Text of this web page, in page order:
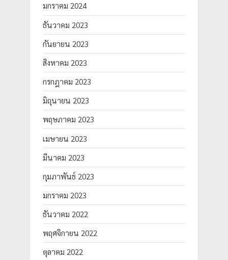
มกราคม 2024
ธันวาคม 2023
กันยายน 2023
สิงหาคม 2023
กรกฎาคม 2023
มิถุนายน 2023
พฤษภาคม 2023
เมษายน 2023
มีนาคม 2023
กุมภาพันธ์ 2023
มกราคม 2023
ธันวาคม 2022
พฤศจิกายน 2022
ตุลาคม 2022